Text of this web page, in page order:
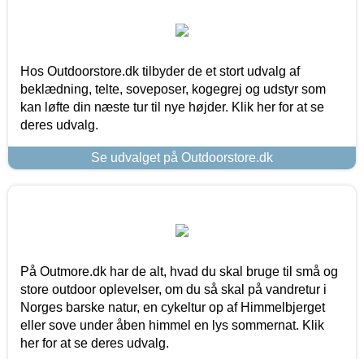
Hos Outdoorstore.dk tilbyder de et stort udvalg af
beklædning, telte, soveposer, kogegrej og udstyr som
kan løfte din næste tur til nye højder. Klik her for at se
deres udvalg.
Se udvalget på Outdoorstore.dk
På Outmore.dk har de alt, hvad du skal bruge til små og
store outdoor oplevelser, om du så skal på vandretur i
Norges barske natur, en cykeltur op af Himmelbjerget
eller sove under åben himmel en lys sommernat. Klik
her for at se deres udvalg.